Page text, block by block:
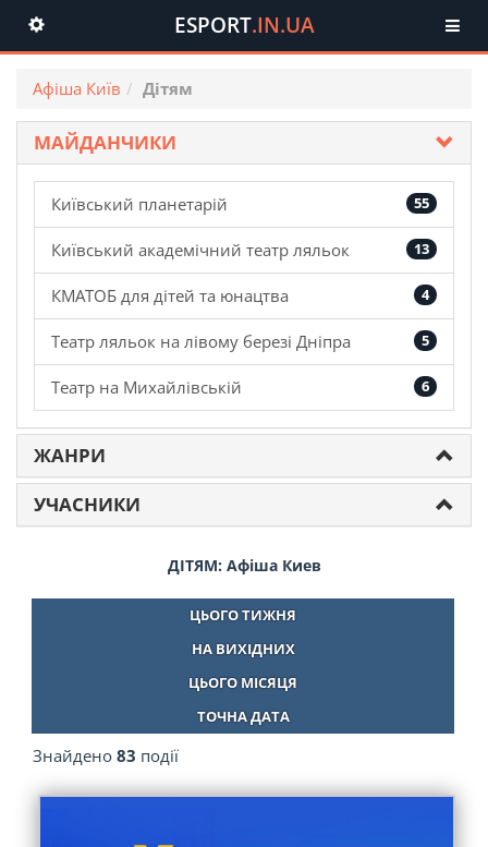
Toggle
navigation
ESPORT.IN.UA
Афіша Київ Дітям
МАЙДАНЧИКИ
55
Київський планетарій
13
Київський академічний театр ляльок
4
КМАТОБ для дітей та юнацтва
5
Театр ляльок на лівому березі Дніпра
6
Театр на Михайлівській
ЖАНРИ
УЧАСНИКИ
ДІТЯМ: Афіша Киев
ЦЬОГО ТИЖНЯ
НА ВИХІДНИХ
ЦЬОГО МІСЯЦЯ
ТОЧНА ДАТА
Знайдено 83 події